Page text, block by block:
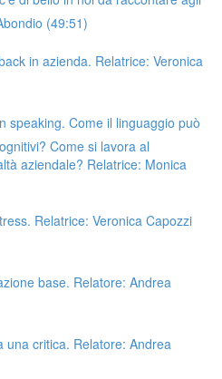
(49:51)
in azienda. Relatrice: Veronica
speaking. Come il linguaggio può
Come si lavora al
aziendale? Relatrice: Monica
Relatrice: Veronica Capozzi
base. Relatore: Andrea
una critica. Relatore: Andrea